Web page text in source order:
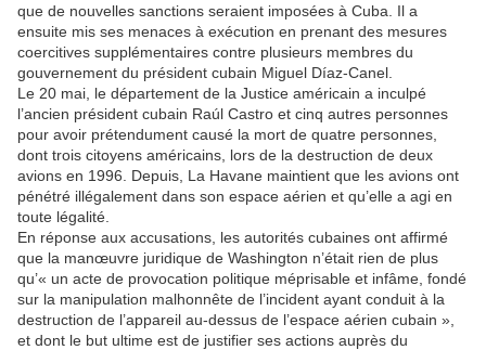
que de nouvelles sanctions seraient imposées à Cuba. Il a
ensuite mis ses menaces à exécution en prenant des mesures
coercitives supplémentaires contre plusieurs membres du
gouvernement du président cubain Miguel Díaz-Canel.
Le 20 mai, le département de la Justice américain a inculpé
l’ancien président cubain Raúl Castro et cinq autres personnes
pour avoir prétendument causé la mort de quatre personnes,
dont trois citoyens américains, lors de la destruction de deux
avions en 1996. Depuis, La Havane maintient que les avions ont
pénétré illégalement dans son espace aérien et qu’elle a agi en
toute légalité.
En réponse aux accusations, les autorités cubaines ont affirmé
que la manœuvre juridique de Washington n’était rien de plus
qu’« un acte de provocation politique méprisable et infâme, fondé
sur la manipulation malhonnête de l’incident ayant conduit à la
destruction de l’appareil au-dessus de l’espace aérien cubain »,
et dont le but ultime est de justifier ses actions auprès du